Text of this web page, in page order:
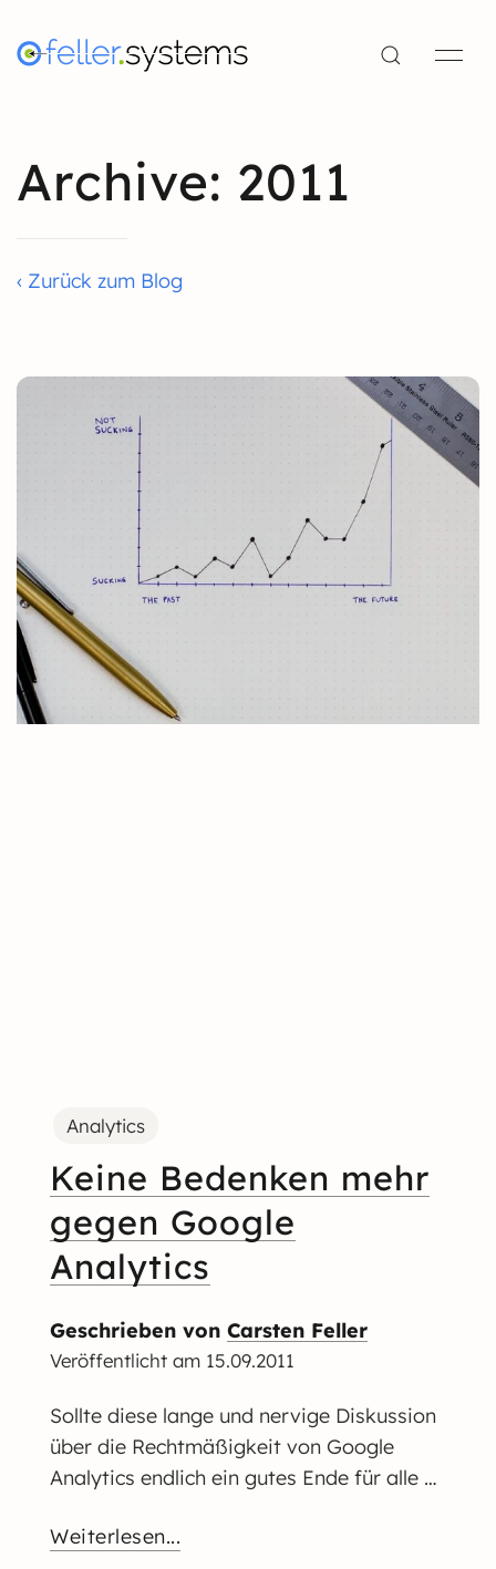
Archive: 2011
‹ Zurück zum Blog
Analytics
Keine Bedenken mehr
gegen Google
Analytics
Geschrieben von Carsten Feller
Veröffentlicht am 15.09.2011
Sollte diese lange und nervige Diskussion
über die Rechtmäßigkeit von Google
Analytics endlich ein gutes Ende für alle …
Weiterlesen...